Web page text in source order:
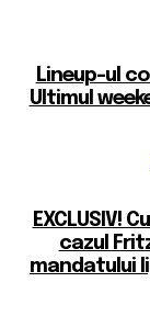
Lineup-ul
Ultimul
EXCLUSIV!
cazul
mandatului